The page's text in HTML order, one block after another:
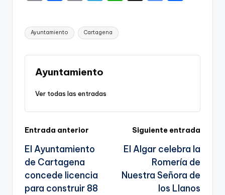
p
y
Li
n
k
c
e
b
o
o
ai
l
e
gr
a A
e
a
te
Etiquetas:
Ayuntamiento Cartagena
Ayuntamiento
Ver todas las entradas
Navegación
de
entradas
Entrada anterior
El Ayuntamiento
de Cartagena
concede licencia
para construir 88
Siguiente entrada
El Algar celebra la
Romería de
Nuestra Señora de
los Llanos